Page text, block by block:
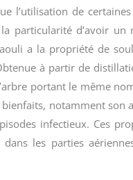
l’utilisation de
particularité d’avoir un
a la propriété de
à partir de
portant le même
notamment son
infectieux. Ces
les parties